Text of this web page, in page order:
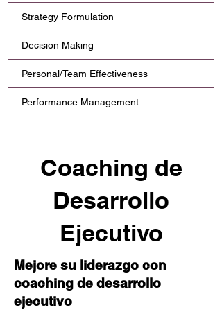
Strategy Formulation
Decision Making
Personal/Team Effectiveness
Performance Management
Coaching de
Desarrollo
Ejecutivo
Mejore su liderazgo con
coaching de desarrollo
ejecutivo